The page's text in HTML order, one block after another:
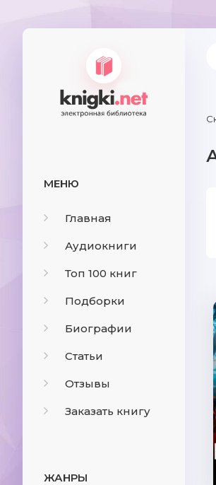
МЕНЮ
Главная
Аудиокниги
Топ 100 книг
Подборки
Биографии
Статьи
Отзывы
Заказать книгу
ЖАНРЫ